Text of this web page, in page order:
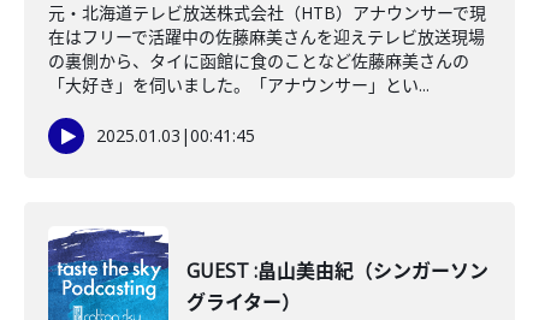
元・北海道テレビ放送株式会社（HTB）アナウンサーで現
在はフリーで活躍中の佐藤麻美さんを迎えテレビ放送現場
の裏側から、タイに函館に食のことなど佐藤麻美さんの
「大好き」を伺いました。「アナウンサー」とい...
2025.01.03 |00:41:45
GUEST :畠山美由紀（シンガーソン
グライター）